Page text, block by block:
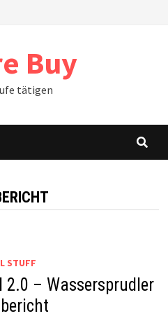
Buy
tätigen
STUFF
2.0 – Wassersprudler